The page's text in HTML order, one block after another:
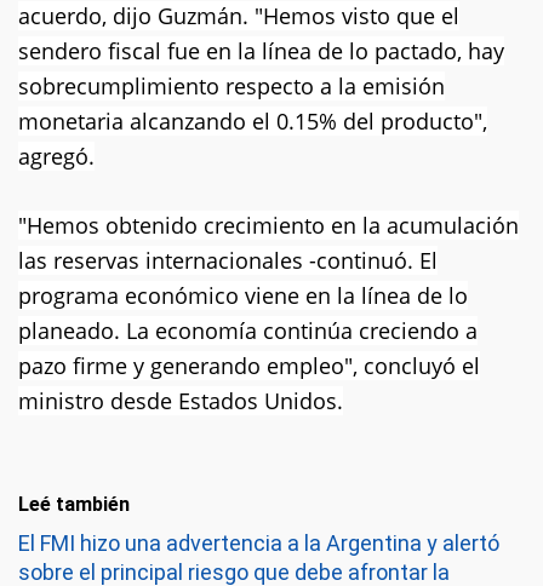
acuerdo, dijo Guzmán. "Hemos visto que el
sendero fiscal fue en la línea de lo pactado, hay
sobrecumplimiento respecto a la emisión
monetaria alcanzando el 0.15% del producto",
agregó.
"Hemos obtenido crecimiento en la acumulación
las reservas internacionales -continuó. El
programa económico viene en la línea de lo
planeado. La economía continúa creciendo a
pazo firme y generando empleo", concluyó el
ministro desde Estados Unidos.
Leé también
El FMI hizo una advertencia a la Argentina y alertó
sobre el principal riesgo que debe afrontar la